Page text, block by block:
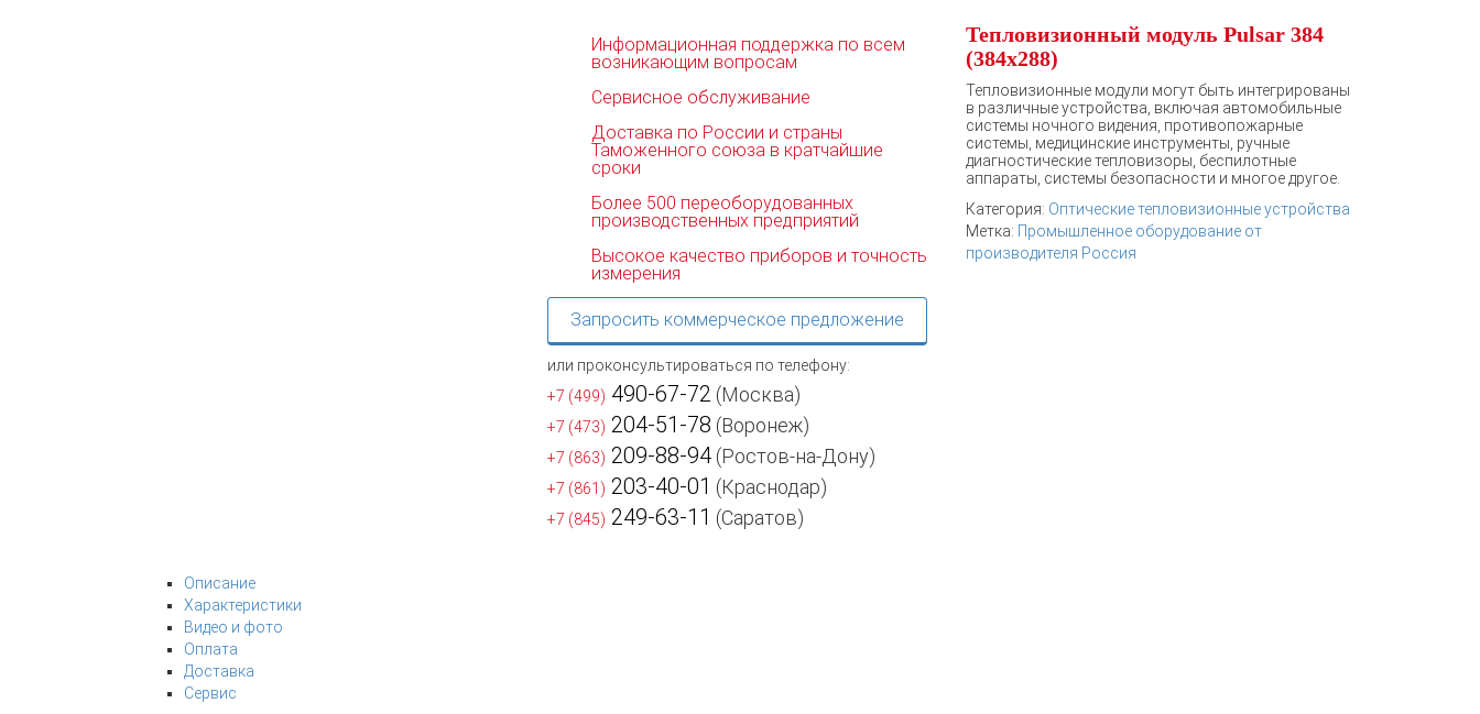
Информационная поддержка по всем
возникающим вопросам
Сервисное обслуживание
Доставка по России и страны
Таможенного союза в кратчайшие
сроки
Более 500 переоборудованных
производственных предприятий
Высокое качество приборов и точность
измерения
Запросить коммерческое предложение
или проконсультироваться по телефону:
+7 (499) 490-67-72 (Москва)
+7 (473) 204-51-78 (Воронеж)
+7 (863) 209-88-94 (Ростов-на-Дону)
+7 (861) 203-40-01 (Краснодар)
+7 (845) 249-63-11 (Саратов)
Тепловизионный модуль Pulsar 384
(384х288)
Тепловизионные модули могут быть интегрированы
в различные устройства, включая автомобильные
системы ночного видения, противопожарные
системы, медицинские инструменты, ручные
диагностические тепловизоры, беспилотные
аппараты, системы безопасности и многое другое.
Категория: Оптические тепловизионные устройства
Метка: Промышленное оборудование от
производителя Россия
Описание
Характеристики
Видео и фото
Оплата
Доставка
Сервис